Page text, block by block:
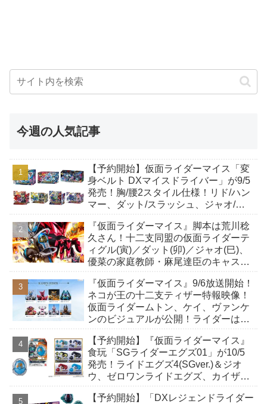
今週の人気記事
【予約開始】仮面ライダーマイス「変
身ベルト DXマイスドライバー」が9/5
発売！胸/腰2スタイル仕様！リド/ハン
マー、ダット/スラッシュ、ジャオ/バ
も！
『仮面ライダーマイス』脚本は荒川稔
久さん！十二支同盟の仮面ライダーテ
ィグル(寅)／ダット(卯)／ジャオ(巳)、
優菜の家庭教師・麻尾達臣のキャスト
んも変身！
『仮面ライダーマイス』9/6放送開始！
ネコが王の十二支ティザー特報映像！
仮面ライダームトン、ケイ、ヴァンケ
ンのビジュアルが公開！ライダーは子
【予約開始】『仮面ライダーマイス』
食玩「SGライダーエグズ01」が10/5
発売！ライドエグズ4(SGver.)＆ジオ
ウ、ゼロワンライドエグズ、カイザ、
【予約開始】「DXレジェンドライダー